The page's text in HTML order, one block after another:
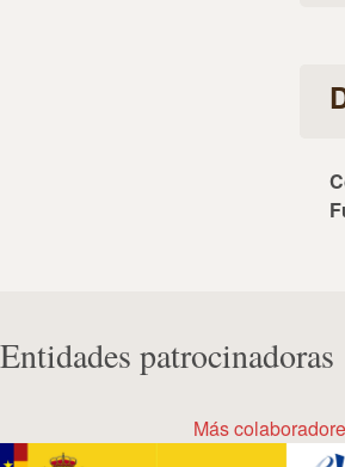
Entidades patrocinadoras
Más